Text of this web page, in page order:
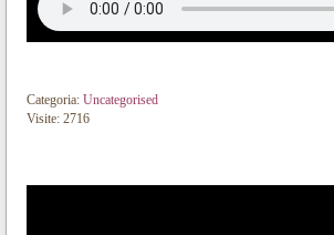
Categoria: Uncategorised
Visite: 2716